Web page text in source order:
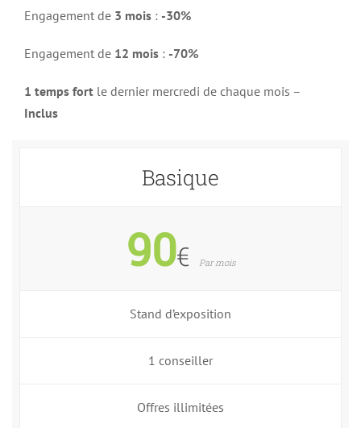
Engagement de 3 mois: -30%
Engagement de 12 mois: -70%
1 temps fortle dernier mercredi de chaque mois –
Inclus
Basique
90€ Par mois
Stand d’exposition
1 conseiller
Offres illimitées